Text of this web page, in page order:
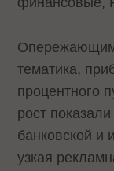
тематика,
процентного
рост
банковской и
узкая